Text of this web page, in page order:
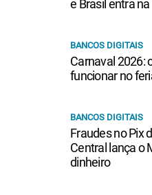
e Brasil entra
BANCOS DIGITAIS
Carnaval 2026:
funcionar no
BANCOS DIGITAIS
Fraudes no Pix
Central lança o
dinheiro